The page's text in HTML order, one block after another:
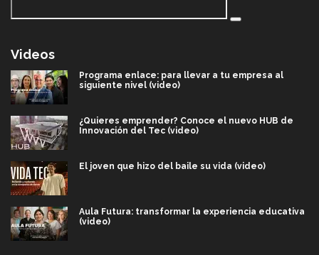
Videos
Programa enlace: para llevar a tu empresa al
siguiente nivel (video)
¿Quieres emprender? Conoce el nuevo HUB de
Innovación del Tec (video)
El joven que hizo del baile su vida (video)
Aula Futura: transformar la experiencia educativa
(video)